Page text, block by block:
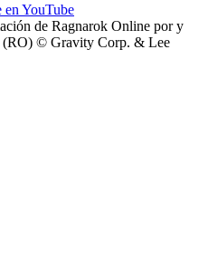
en YouTube
de Ragnarok Online por y
(RO) © Gravity Corp. & Lee